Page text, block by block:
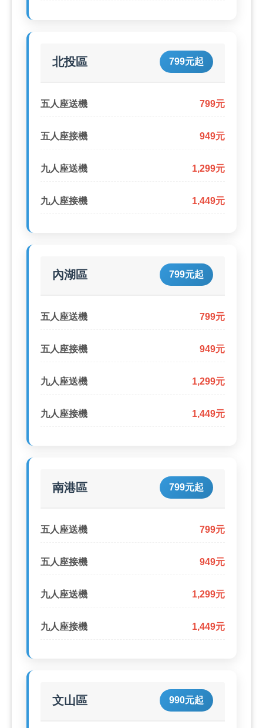
北投區 799元起
五人座送機 799元
五人座接機 949元
九人座送機 1,299元
九人座接機 1,449元
內湖區 799元起
五人座送機 799元
五人座接機 949元
九人座送機 1,299元
九人座接機 1,449元
南港區 799元起
五人座送機 799元
五人座接機 949元
九人座送機 1,299元
九人座接機 1,449元
文山區 990元起